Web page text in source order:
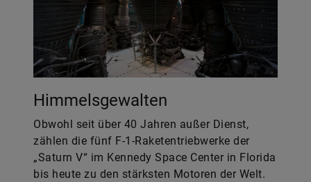
Himmelsgewalten
Obwohl seit über 40 Jahren außer Dienst,
zählen die fünf F-1-Raketentriebwerke der
„Saturn V“ im Kennedy Space Center in Florida
bis heute zu den stärksten Motoren der Welt.